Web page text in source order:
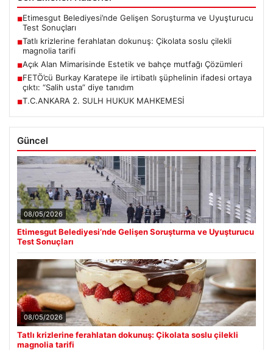
■Etimesgut Belediyesi’nde Gelişen Soruşturma ve Uyuşturucu
Test Sonuçları
■Tatlı krizlerine ferahlatan dokunuş: Çikolata soslu çilekli
magnolia tarifi
■Açık Alan Mimarisinde Estetik ve bahçe mutfağı Çözümleri
■FETÖ’cü Burkay Karatepe ile irtibatlı şüphelinin ifadesi ortaya
çıktı: “Salih usta” diye tanıdım
■T.C.ANKARA 2. SULH HUKUK MAHKEMESİ
Güncel
08/05/2026
Etimesgut Belediyesi’nde Gelişen Soruşturma ve Uyuşturucu
Test Sonuçları
08/05/2026
Tatlı krizlerine ferahlatan dokunuş: Çikolata soslu çilekli
magnolia tarifi